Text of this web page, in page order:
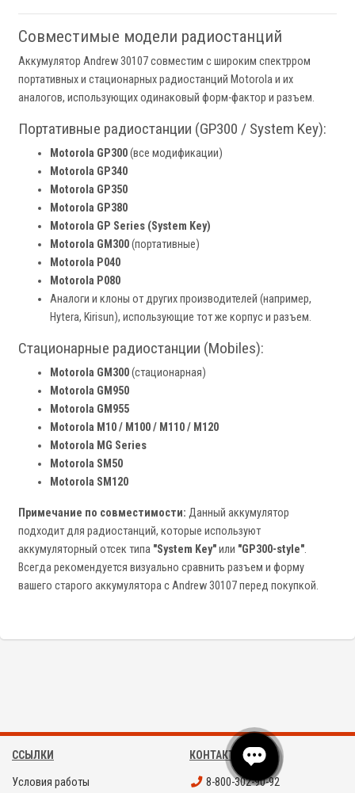
Совместимые модели радиостанций
Аккумулятор Andrew 30107 совместим с широким спектрром
портативных и стационарных радиостанций Motorola и их
аналогов, использующих одинаковый форм-фактор и разъем.
Портативные радиостанции (GP300 / System Key):
Motorola GP300(все модификации)
Motorola GP340
Motorola GP350
Motorola GP380
Motorola GP Series (System Key)
Motorola GM300(портативные)
Motorola P040
Motorola P080
Аналоги и клоны от других производителей (например,
Hytera, Kirisun), использующие тот же корпус и разъем.
Стационарные радиостанции (Mobiles):
Motorola GM300(стационарная)
Motorola GM950
Motorola GM955
Motorola M10 / M100 / M110 / M120
Motorola MG Series
Motorola SM50
Motorola SM120
Примечание по совместимости: Данный аккумулятор
подходит для радиостанций, которые используют
аккумуляторный отсек типа "System Key"или "GP300-style".
Всегда рекомендуется визуально сравнить разъем и форму
вашего старого аккумулятора с Andrew 30107 перед покупкой.
ССЫЛКИ
Условия работы
КОНТАКТЫ
8-800-302-90-92